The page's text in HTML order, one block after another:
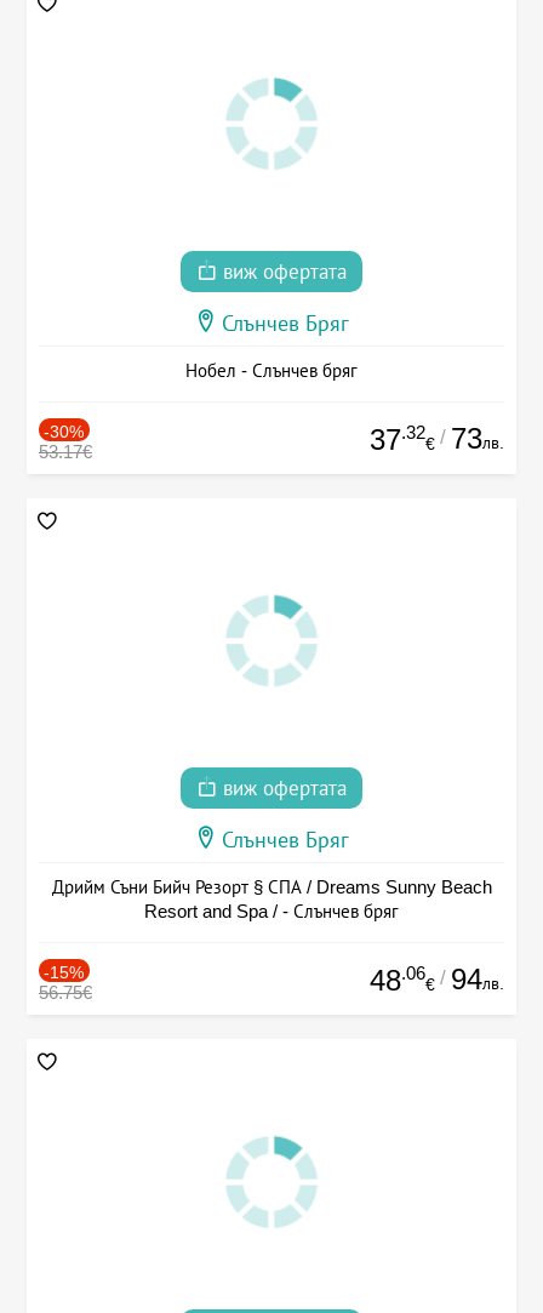
виж офертата
Слънчев Бряг
Нобел - Слънчев бряг
-30%
53.17€ 37.32
€ / 73лв.
виж офертата
Слънчев Бряг
Дрийм Съни Бийч Резорт § СПА / Dreams Sunny Beach
Resort and Spa / - Слънчев бряг
-15%
56.75€ 48.06
€ / 94лв.